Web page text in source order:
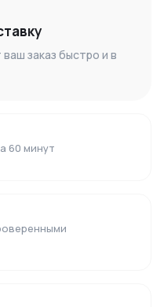
заказ быстро и в
60 минут